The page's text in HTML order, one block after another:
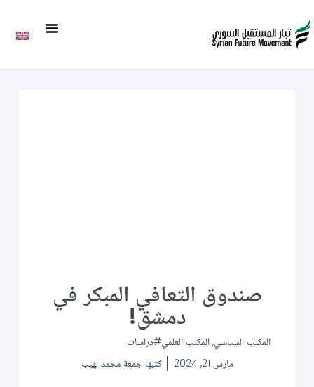
صندوق التعافي المبكر في
دمشق!
المكتب السياسي, المكتب العلمي دراسات
مارس 21, 2024
كتبها جمعة محمد لهيب